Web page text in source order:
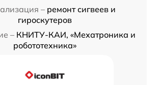
– ремонт сигвеев и
гироскутеров
– КНИТУ-КАИ, «Мехатроника и
робототехника»